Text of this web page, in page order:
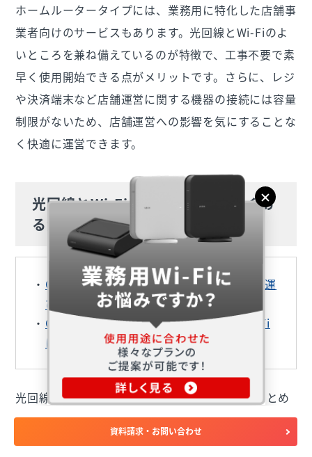
ホームルータータイプには、業務用に特化した店舗事
業者向けのサービスもあります。光回線とWi-Fiのよ
いところを兼ね備えているのが特徴で、工事不要で素
早く使用開始できる点がメリットです。さらに、レジ
や決済端末など店舗運営に関する機器の接続には容量
制限がないため、店舗運営への影響を気にすることな
く快適に運営できます。
光回線とWi-Fiの違いに関するよくあ
る質問
Q. 差し込みタイプのWi-Fiルーターは持ち運
びできる？
Q. 光回線を使用するWi-Fiとその他のWi-Fi
に契約方法の違いはある？
光回線とWi-Fiの違いに関してよくある質問をまとめ
ました。これから利用を考えている場合は参考にして
みてください。
資料請求・お問い合わせ